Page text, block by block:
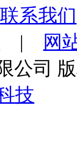
联系我们
|
网
公司
技